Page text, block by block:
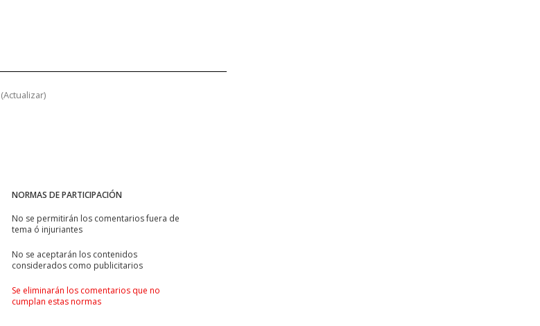
(Actualizar)
NORMAS DE PARTICIPACIÓN
No se permitirán los comentarios fuera de
tema ó injuriantes
No se aceptarán los contenidos
considerados como publicitarios
Se eliminarán los comentarios que no
cumplan estas normas